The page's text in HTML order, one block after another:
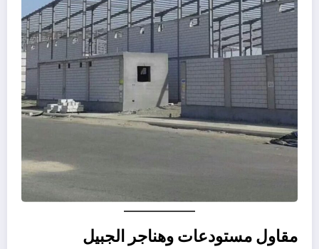
مقاول مستودعات وهناجر الجبيل